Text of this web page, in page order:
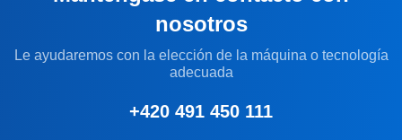
nosotros
Le ayudaremos con la elección de la máquina o tecnología
adecuada
+420 491 450 111